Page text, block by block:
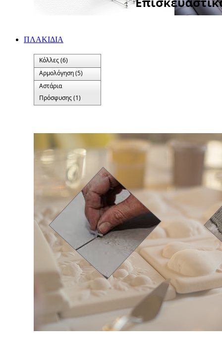
ΠΛΑΚΙΔΙA
Κόλλες (6)
Αρμολόγηση (5)
Αστάρια
Πρόσφυσης (1)